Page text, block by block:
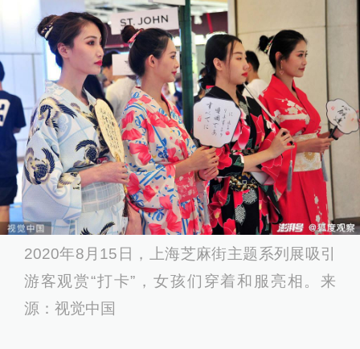
2020年8月15日，上海芝麻街主题系列展吸引
游客观赏“打卡”，女孩们穿着和服亮相。来
源：视觉中国